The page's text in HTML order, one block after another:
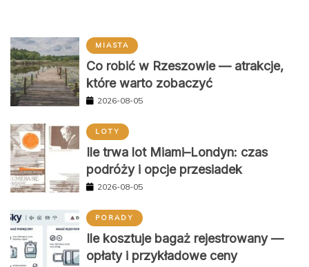
MIASTA
Co robić w Rzeszowie — atrakcje,
które warto zobaczyć
2026-08-05
LOTY
Ile trwa lot Miami–Londyn: czas
podróży i opcje przesiadek
2026-08-05
PORADY
Ile kosztuje bagaż rejestrowany —
opłaty i przykładowe ceny